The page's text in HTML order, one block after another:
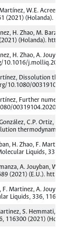
Martínez, W.E. Acree, Jr.,
(2021) (Holanda).
H. Zhao, M.
(Holanda). https://
H. Zhao, A. Jouyban,
10.1016/
Dissolution
10.1080/
Further numerical
C.P. Ortiz, D.R.
thermodynamics
H. Zhao, F. Martinez,
Liquids, 337,
A. Jouyban, W.E.
(2021) (E.U.). https://
F. Martinez, A. Jouyban,
Liquids, 336, 116519
S. Hemmati, E.
116300 (2021)